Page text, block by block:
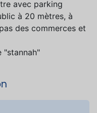
avec parking
à 20 mètres, à
des commerces et
"stannah"